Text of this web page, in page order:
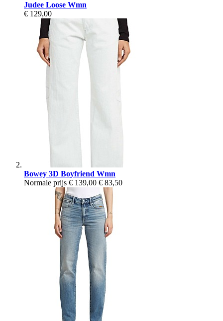
Judee Loose Wmn
€ 129,00
Bowey 3D Boyfriend Wmn
Normale prijs € 139,00 € 83,50